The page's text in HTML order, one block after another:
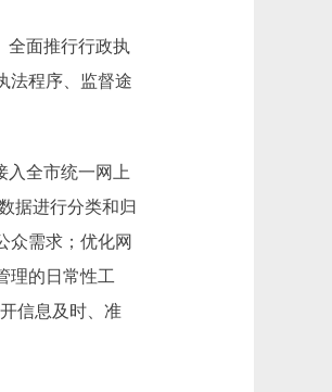
面推行行政执
法程序、监督途
全市统一网上
据进行分类和归
众需求；优化网
理的日常性工
信息及时、准